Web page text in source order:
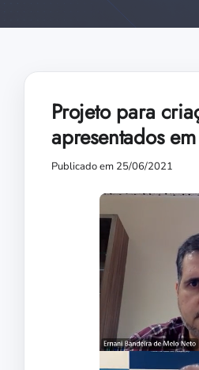
Projeto para
apresentados
Publicado em 25/06/2021